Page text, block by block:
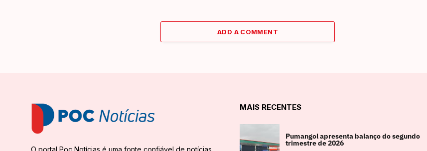
ADD A COMMENT
MAIS RECENTES
Pumangol apresenta balanço do segundo
trimestre de 2026